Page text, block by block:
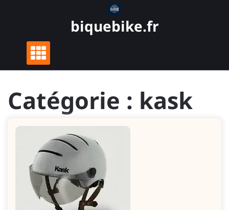
biquebike.fr
Catégorie : kask